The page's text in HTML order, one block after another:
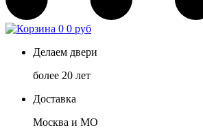
0 0 руб
Делаем двери
более 20 лет
Доставка
Москва и МО